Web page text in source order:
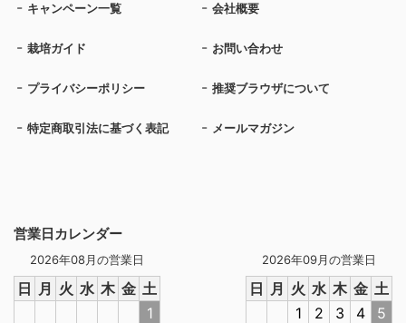
営業日カレンダー
2026年08月の営業日
日 月 火 水 木 金 土
1
2026年09月の営業日
日 月 火 水 木 金 土
1
2 3 4 5
キャンペーン一覧 会社概要
栽培ガイド お問い合わせ
プライバシーポリシー 推奨ブラウザについて
特定商取引法に基づく表記 メールマガジン